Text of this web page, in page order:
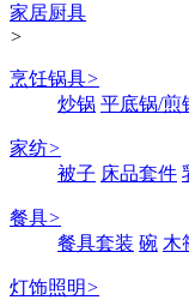
家居厨具
>
烹饪锅具>
炒锅 平底锅/煎
家纺>
被子 床品套件
餐具>
餐具套装 碗 木
灯饰照明>